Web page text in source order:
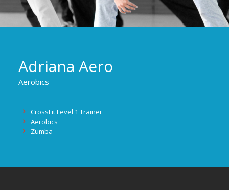
Adriana Aero
Aerobics
CrossFit Level 1 Trainer
Aerobics
Zumba